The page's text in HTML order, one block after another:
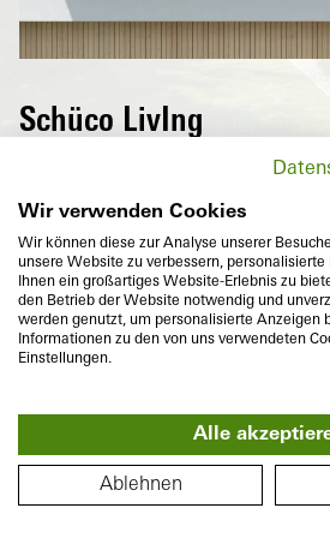
PLANLÖSNING
Schüco LivIng
Högvärmeisolerande
energikostnader utan
maximal komfort och
designvarianter.
Monteringsdjup
82mm
Wir verwenden Cookies
Wir können diese zur Analyse unserer
unsere Website zu verbessern,
Ihnen ein großartiges Website-Erlebnis zu
den Betrieb der Website notwendig und
werden genutzt, um personalisierte Anzeigen
Informationen zu den von uns verwendeten
Einstellungen.
Alle
Ablehnen